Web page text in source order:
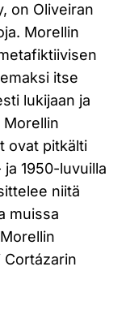
on Oliveiran
Morellin
itse
lukijaan ja
ovat pitkälti
1950-luvuilla
niitä
muissa